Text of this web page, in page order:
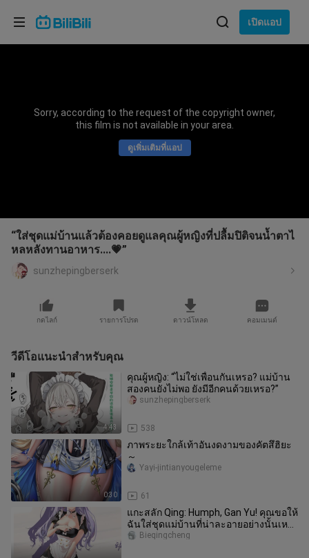
เปิดแอป
Sorry, according to the request of the copyright owner,
this film is not available in your area.
ดูเพิ่มเติมที่แอป
“ใส่ชุดแม่บ้านแล้วต้องคอยดูแลคุณผู้หญิงที่ปลื้มปิติจนน้ำตาไ
หลหลังทานอาหาร....💗”
sunzhepingberserk
กดไลก์ รายการโปรด ดาวน์โหลด คอมเมนต์
วีดีโอแนะนำสำหรับคุณ
4:43
คุณผู้หญิง: “ไม่ใช่เพื่อนกันเหรอ? แม่บ้าน
สองคนยังไม่พอ ยังมีอีกคนด้วยเหรอ?”
538
sunzhepingberserk
0:30
ภาพระยะใกล้เท้าอันงดงามของคัตสึฮิยะ
～
61
Yayi-jintianyougeleme
แกะสลัก Qing: Humph, Gan Yu! คุณขอให้
ฉันใส่ชุดแม่บ้านที่น่าละอายอย่างนั้นเห
รอ? !Bieqingcheng
เลือกภาษา